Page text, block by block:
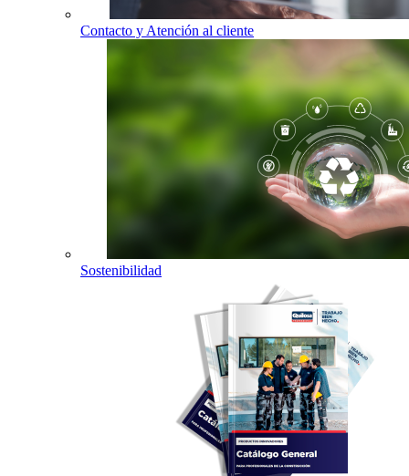
Contacto y Atención al cliente
Sostenibilidad